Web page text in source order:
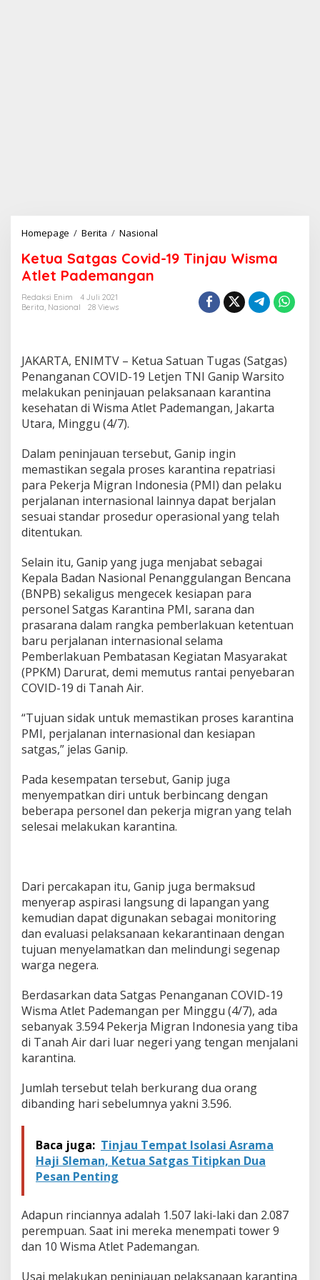
Homepage / Berita / Nasional
s
C
o
v
1
9
T
i
n
j
i
s
m
a
t
l
e
t
e
m
a
n
Ketua Satgas Covid-19 Tinjau Wisma
Atlet Pademangan
Redaksi Enim
4 Juli 2021
Berita, Nasional 28 Views
JAKARTA, ENIMTV – Ketua Satuan Tugas (Satgas)
Penanganan COVID-19 Letjen TNI Ganip Warsito
melakukan peninjauan pelaksanaan karantina
kesehatan di Wisma Atlet Pademangan, Jakarta
Utara, Minggu (4/7).
Dalam peninjauan tersebut, Ganip ingin
memastikan segala proses karantina repatriasi
para Pekerja Migran Indonesia (PMI) dan pelaku
perjalanan internasional lainnya dapat berjalan
sesuai standar prosedur operasional yang telah
ditentukan.
Selain itu, Ganip yang juga menjabat sebagai
Kepala Badan Nasional Penanggulangan Bencana
(BNPB) sekaligus mengecek kesiapan para
personel Satgas Karantina PMI, sarana dan
prasarana dalam rangka pemberlakuan ketentuan
baru perjalanan internasional selama
Pemberlakuan Pembatasan Kegiatan Masyarakat
(PPKM) Darurat, demi memutus rantai penyebaran
COVID-19 di Tanah Air.
“Tujuan sidak untuk memastikan proses karantina
PMI, perjalanan internasional dan kesiapan
satgas,” jelas Ganip.
Pada kesempatan tersebut, Ganip juga
menyempatkan diri untuk berbincang dengan
beberapa personel dan pekerja migran yang telah
selesai melakukan karantina.
Dari percakapan itu, Ganip juga bermaksud
menyerap aspirasi langsung di lapangan yang
kemudian dapat digunakan sebagai monitoring
dan evaluasi pelaksanaan kekarantinaan dengan
tujuan menyelamatkan dan melindungi segenap
warga negera.
Berdasarkan data Satgas Penanganan COVID-19
Wisma Atlet Pademangan per Minggu (4/7), ada
sebanyak 3.594 Pekerja Migran Indonesia yang tiba
di Tanah Air dari luar negeri yang tengan menjalani
karantina.
Jumlah tersebut telah berkurang dua orang
dibanding hari sebelumnya yakni 3.596.
Baca juga: Tinjau Tempat Isolasi Asrama
Haji Sleman, Ketua Satgas Titipkan Dua
Pesan Penting
Adapun rinciannya adalah 1.507 laki-laki dan 2.087
perempuan. Saat ini mereka menempati tower 9
dan 10 Wisma Atlet Pademangan.
Usai melakukan peninjauan pelaksanaan karantina